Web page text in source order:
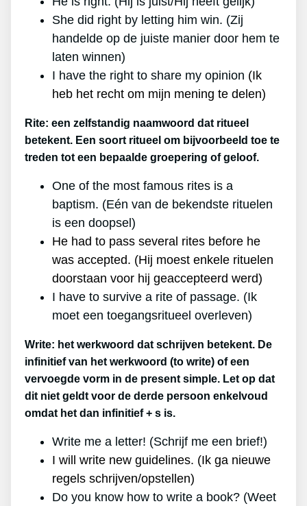
She did right by letting him win. (Zij
handelde op de juiste manier door hem te
laten winnen)
I have the right to share my opinion (Ik
heb het recht om mijn mening te delen)
Rite: een zelfstandig naamwoord dat ritueel
betekent. Een soort ritueel om bijvoorbeeld toe te
treden tot een bepaalde groepering of geloof.
One of the most famous rites is a
baptism. (Eén van de bekendste rituelen
is een doopsel)
He had to pass several rites before he
was accepted. (Hij moest enkele rituelen
doorstaan voor hij geaccepteerd werd)
I have to survive a rite of passage. (Ik
moet een toegangsritueel overleven)
Write: het werkwoord dat schrijven betekent. De
infinitief van het werkwoord (to write) of een
vervoegde vorm in de present simple. Let op dat
dit niet geldt voor de derde persoon enkelvoud
omdat het dan infinitief + s is.
Write me a letter! (Schrijf me een brief!)
I will write new guidelines. (Ik ga nieuwe
regels schrijven/opstellen)
Do you know how to write a book? (Weet